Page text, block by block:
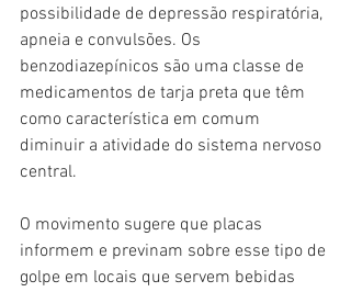
possibilidade de depressão respiratória,
apneia e convulsões. Os
benzodiazepínicos são uma classe de
medicamentos de tarja preta que têm
como característica em comum
diminuir a atividade do sistema nervoso
central.
O movimento sugere que placas
informem e previnam sobre esse tipo de
golpe em locais que servem bebidas